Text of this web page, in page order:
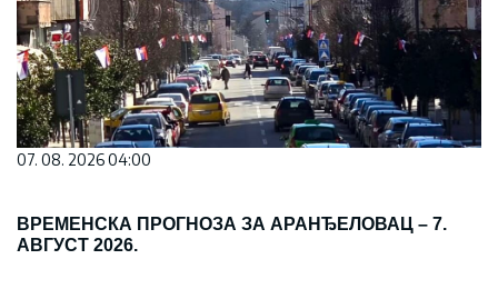
07. 08. 2026 04:00
ВРЕМЕНСКА ПРОГНОЗА ЗА АРАНЂЕЛОВАЦ – 7.
АВГУСТ 2026.